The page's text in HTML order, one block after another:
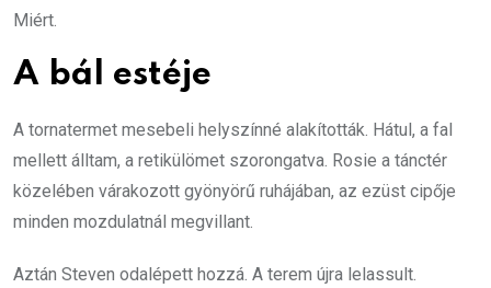
Miért.
A bál estéje
A tornatermet mesebeli helyszínné alakították. Hátul, a fal
mellett álltam, a retikülömet szorongatva. Rosie a tánctér
közelében várakozott gyönyörű ruhájában, az ezüst cipője
minden mozdulatnál megvillant.
Aztán Steven odalépett hozzá. A terem újra lelassult.